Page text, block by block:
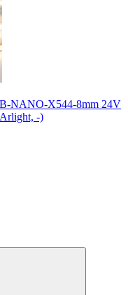
NANO-X544-8mm 24V
-)